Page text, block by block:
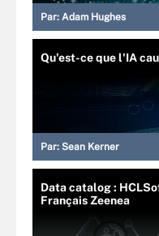
Par: Adam Hughes
Qu'est-ce que l'IA
Par: Sean Kerner
Data catalog :
Français Zeenea